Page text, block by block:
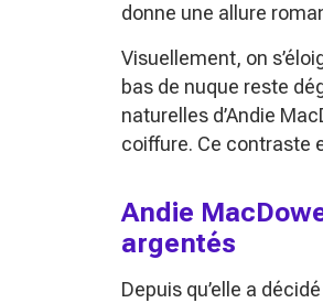
donne une allure
Visuellement, on
bas de nuque reste
naturelles d’Andie
coiffure. Ce contraste
Andie
argentés
Depuis qu’elle a